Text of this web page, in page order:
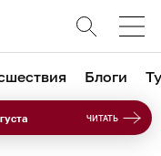
Блоги
ЧИТАТЬ